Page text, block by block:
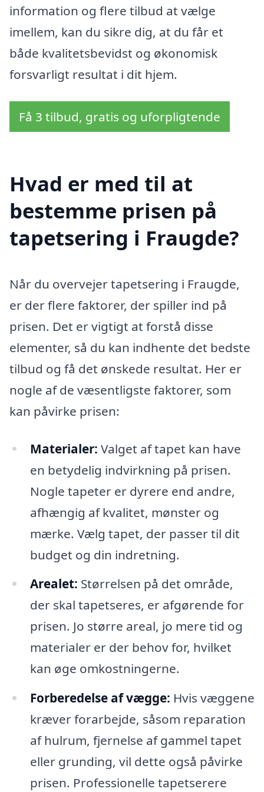
information og flere tilbud at vælge
imellem, kan du sikre dig, at du får et
både kvalitetsbevidst og økonomisk
forsvarligt resultat i dit hjem.
Få 3 tilbud, gratis og uforpligtende
Hvad er med til at
bestemme prisen på
tapetsering i Fraugde?
Når du overvejer tapetsering i Fraugde,
er der flere faktorer, der spiller ind på
prisen. Det er vigtigt at forstå disse
elementer, så du kan indhente det bedste
tilbud og få det ønskede resultat. Her er
nogle af de væsentligste faktorer, som
kan påvirke prisen:
Materialer: Valget af tapet kan have
en betydelig indvirkning på prisen.
Nogle tapeter er dyrere end andre,
afhængig af kvalitet, mønster og
mærke. Vælg tapet, der passer til dit
budget og din indretning.
Arealet: Størrelsen på det område,
der skal tapetseres, er afgørende for
prisen. Jo større areal, jo mere tid og
materialer er der behov for, hvilket
kan øge omkostningerne.
Forberedelse af vægge: Hvis væggene
kræver forarbejde, såsom reparation
af hulrum, fjernelse af gammel tapet
eller grunding, vil dette også påvirke
prisen. Professionelle tapetserere